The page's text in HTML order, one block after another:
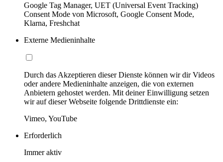
Google Tag Manager, UET (Universal Event Tracking)
Consent Mode von Microsoft, Google Consent Mode,
Klarna, Freshchat
Externe Medieninhalte
Durch das Akzeptieren dieser Dienste können wir dir Videos
oder andere Medieninhalte anzeigen, die von externen
Anbietern gehostet werden. Mit deiner Einwilligung setzen
wir auf dieser Webseite folgende Drittdienste ein:
Vimeo, YouTube
Erforderlich
Immer aktiv